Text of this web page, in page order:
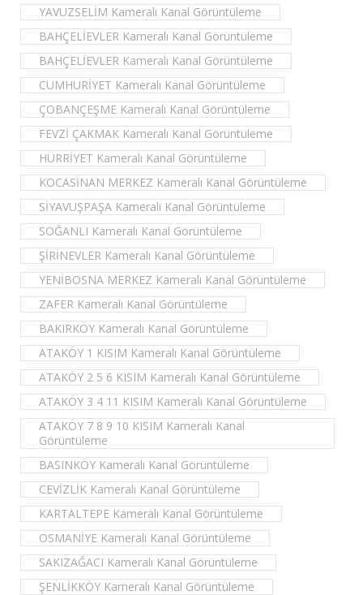
YAVUZSELİM Kameralı Kanal Görüntüleme
BAHÇELİEVLER Kameralı Kanal Görüntüleme
BAHÇELİEVLER Kameralı Kanal Görüntüleme
CUMHURİYET Kameralı Kanal Görüntüleme
ÇOBANÇEŞME Kameralı Kanal Görüntüleme
FEVZİ ÇAKMAK Kameralı Kanal Görüntüleme
HÜRRİYET Kameralı Kanal Görüntüleme
KOCASİNAN MERKEZ Kameralı Kanal Görüntüleme
SİYAVUŞPAŞA Kameralı Kanal Görüntüleme
SOĞANLI Kameralı Kanal Görüntüleme
ŞİRİNEVLER Kameralı Kanal Görüntüleme
YENİBOSNA MERKEZ Kameralı Kanal Görüntüleme
ZAFER Kameralı Kanal Görüntüleme
BAKIRKÖY Kameralı Kanal Görüntüleme
ATAKÖY 1 KISIM Kameralı Kanal Görüntüleme
ATAKÖY 2 5 6 KISIM Kameralı Kanal Görüntüleme
ATAKÖY 3 4 11 KISIM Kameralı Kanal Görüntüleme
ATAKÖY 7 8 9 10 KISIM Kameralı Kanal
Görüntüleme
BASINKÖY Kameralı Kanal Görüntüleme
CEVİZLİK Kameralı Kanal Görüntüleme
KARTALTEPE Kameralı Kanal Görüntüleme
OSMANİYE Kameralı Kanal Görüntüleme
SAKIZAĞACI Kameralı Kanal Görüntüleme
ŞENLİKKÖY Kameralı Kanal Görüntüleme